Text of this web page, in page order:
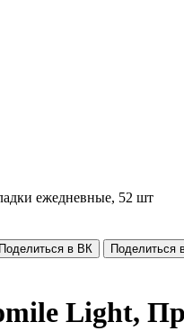
ежедневные, 52 шт
Поделиться в ВК
Поделиться
Light,